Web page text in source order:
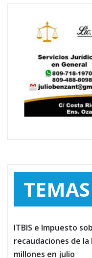
ITBIS e Impuesto
recaudaciones de la
millones en julio